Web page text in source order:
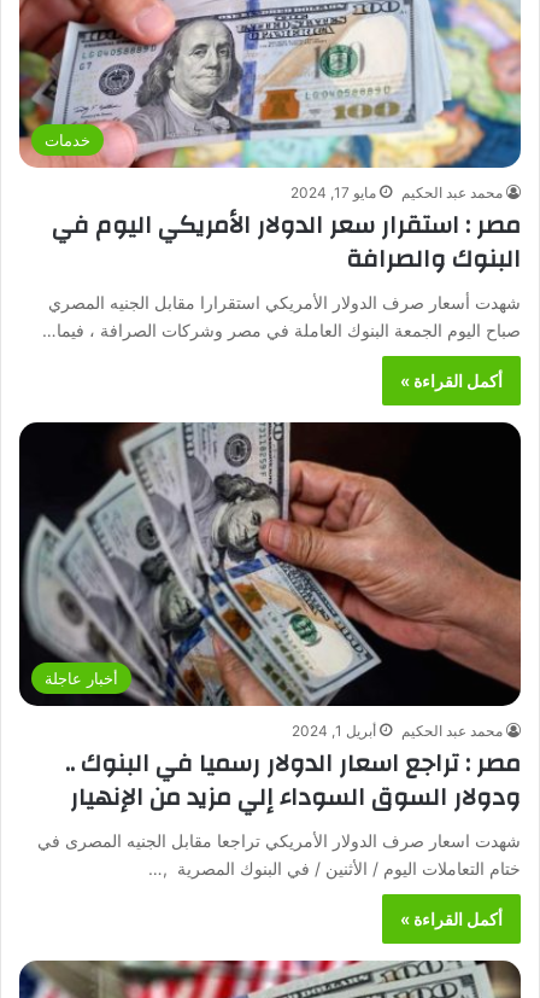
خدمات
محمد عبد الحكيم مايو 17, 2024
مصر : استقرار سعر الدولار الأمريكي اليوم في
البنوك والصرافة
شهدت أسعار صرف الدولار الأمريكي استقرارا مقابل الجنيه المصري
صباح اليوم الجمعة البنوك العاملة في مصر وشركات الصرافة ، فيما…
أكمل القراءة »
أخبار عاجلة
محمد عبد الحكيم أبريل 1, 2024
مصر : تراجع اسعار الدولار رسميا في البنوك ..
ودولار السوق السوداء إلي مزيد من الإنهيار
شهدت اسعار صرف الدولار الأمريكي تراجعا مقابل الجنيه المصرى في
ختام التعاملات اليوم / الأثنين / في البنوك المصرية ,…
أكمل القراءة »